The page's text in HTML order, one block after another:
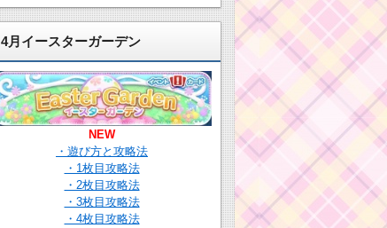
4月イースターガーデン
NEW
・遊び方と攻略法
・1枚目攻略法
・2枚目攻略法
・3枚目攻略法
・4枚目攻略法